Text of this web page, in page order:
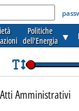
Login per
Politiche
dell'Energia ▼
Amministrativi